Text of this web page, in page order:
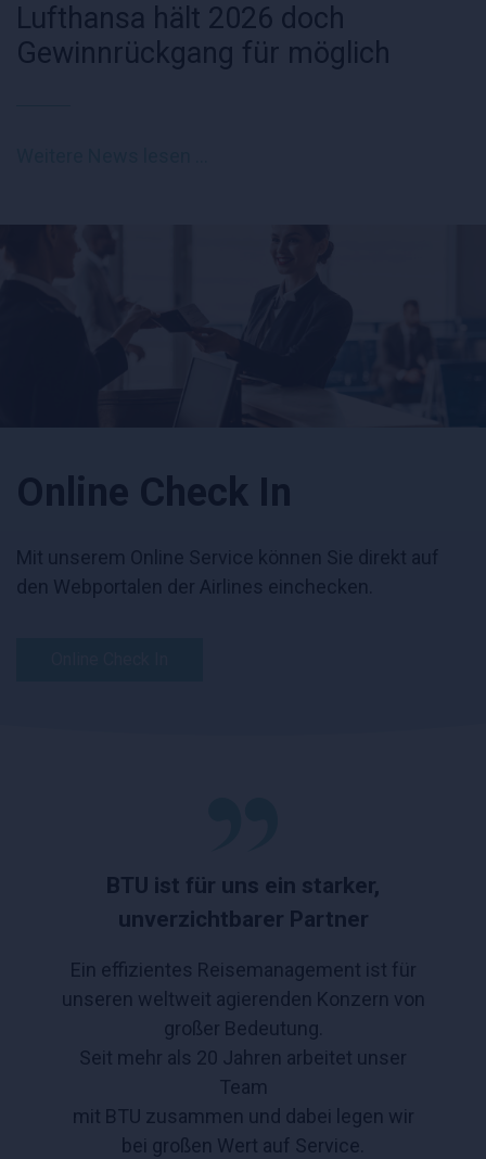
Lufthansa hält 2026 doch
Gewinnrückgang für möglich
Online Check In
Mit unserem Online Service können Sie direkt auf
den Webportalen der Airlines einchecken.
BTU ist für uns ein starker,
unverzichtbarer Partner
Ein effizientes Reisemanagement ist für
unseren weltweit agierenden Konzern von
großer Bedeutung.
Seit mehr als 20 Jahren arbeitet unser
Team
mit BTU zusammen und dabei legen wir
bei großen Wert auf Service.